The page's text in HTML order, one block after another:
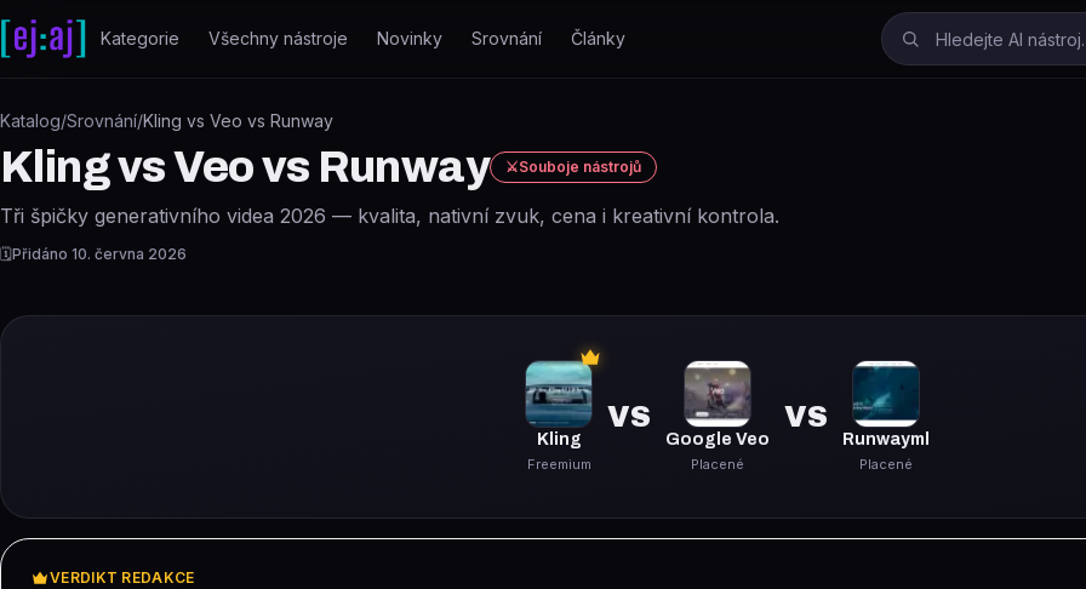
Přeskočit na obsah
Kategorie Všechny nástroje Novinky Srovnání Články
Katalog/Srovnání/Kling vs Veo vs Runway
Kling vs Veo vs Runway ⚔️Souboje nástrojů
Tři špičky generativního videa 2026 — kvalita, nativní zvuk, cena i kreativní kontrola.
🗓️Přidáno 10. června 2026
Celkový vítěz
Kling
Freemium
VS
Google Veo
Placené
VS
Runwayml
Placené
VERDIKT REDAKCE